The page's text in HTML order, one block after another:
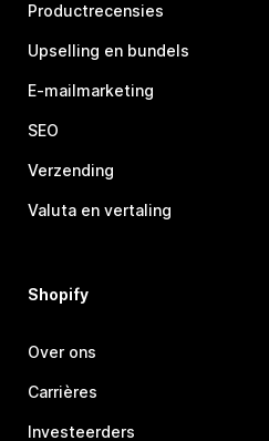
Productrecensies
Upselling en bundels
E-mailmarketing
SEO
Verzending
Valuta en vertaling
Shopify
Over ons
Carrières
Investeerders